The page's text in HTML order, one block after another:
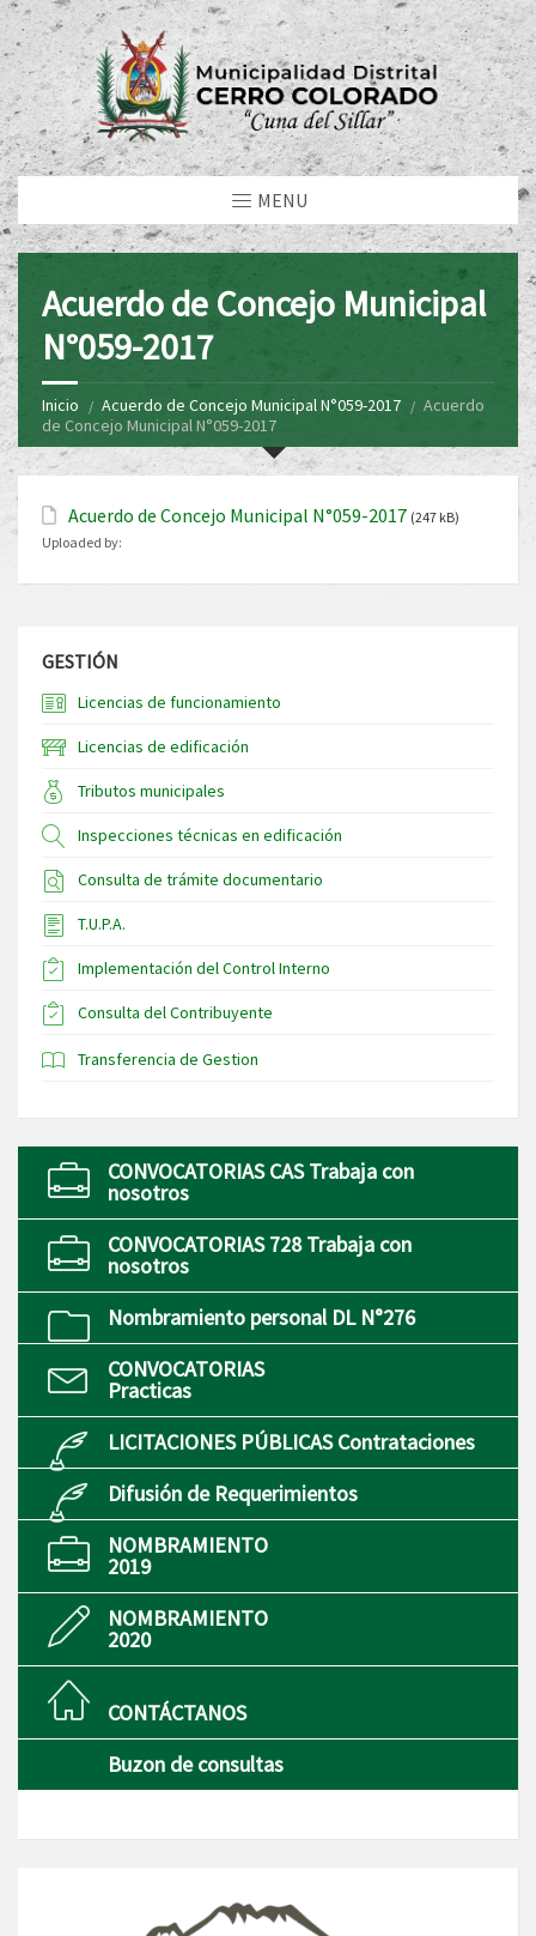
MENU
Acuerdo de Concejo Municipal
N°059-2017
Inicio Acuerdo de Concejo Municipal N°059-2017
Acuerdo
de Concejo Municipal N°059-2017
Acuerdo de Concejo Municipal N°059-2017 (247 kB)
Uploaded by:
GESTIÓN
Licencias de funcionamiento
Licencias de edificación
Tributos municipales
Inspecciones técnicas en edificación
Consulta de trámite documentario
T.U.P.A.
Implementación del Control Interno
Consulta del Contribuyente
Transferencia de Gestion
CONVOCATORIAS CAS Trabaja con
nosotros
CONVOCATORIAS 728 Trabaja con
nosotros
Nombramiento personal DL N°276
CONVOCATORIAS
Practicas
LICITACIONES PÚBLICAS Contrataciones
Difusión de Requerimientos
NOMBRAMIENTO
2019
NOMBRAMIENTO
2020
CONTÁCTANOS
Buzon de consultas